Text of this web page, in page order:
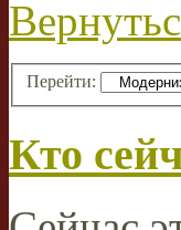
Перейти:
Кто